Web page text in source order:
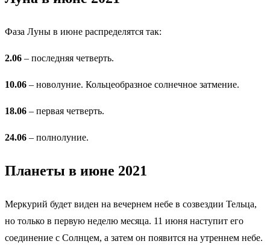
Фаза Луны в июне распределятся так:
2.06 – последняя четверть.
10.06 – новолуние. Кольцеобразное солнечное затмение.
18.06 – первая четверть.
24.06 – полнолуние.
Планеты в июне 2021
Меркурий будет виден на вечернем небе в созвездии Тельца,
но только в первую неделю месяца. 11 июня наступит его
соединение с Солнцем, а затем он появится на утреннем небе.